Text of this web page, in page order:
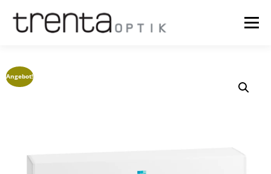
Menü
OPTIK
MEIN KONTO
Angebot!